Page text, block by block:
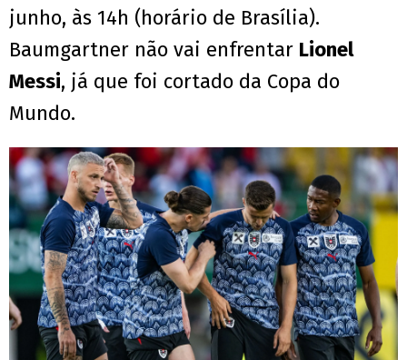
junho, às 14h (horário de Brasília).
Baumgartner não vai enfrentar Lionel
Messi, já que foi cortado da Copa do
Mundo.